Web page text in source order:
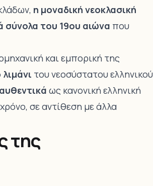
η μοναδική νεοκλασική
σύνολα του 19ου αιώνα που
και εμπορική της
του νεοσύστατου ελληνικού
ως κανονική ελληνική
σε αντίθεση με άλλα
της